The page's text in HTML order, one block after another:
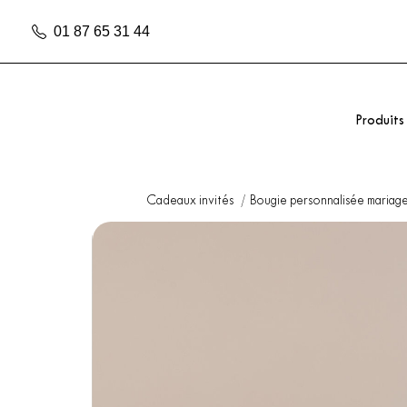
01 87 65 31 44
Produits
Cadeaux invités Bougie personnalisée